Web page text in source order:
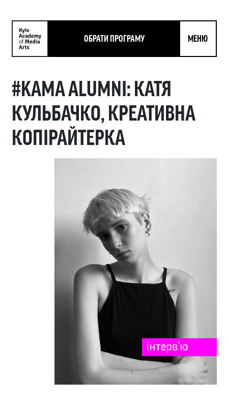
ОБРАТИ ПРОГРАМУ МЕНЮ
#KAMA ALUMNI: КАТЯ
КУЛЬБАЧКО, КРЕАТИВНА
КОПІРАЙТЕРКА